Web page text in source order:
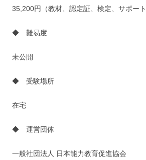
35,200円（教材、認定証、検定、サポート
◆ 難易度
未公開
◆ 受験場所
在宅
◆ 運営団体
一般社団法人 日本能力教育促進協会